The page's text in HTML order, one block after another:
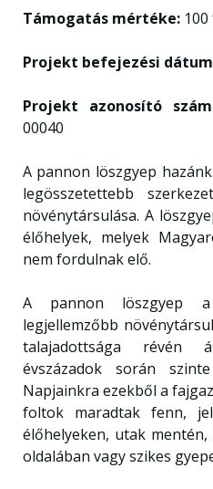
Támogatás mértéke: 100
Projekt befejezési
Projekt azonosító
00040
A pannon löszgyep
legösszetettebb
növénytársulása. A
élőhelyek, melyek
nem fordulnak elő.
A pannon löszgyep a
legjellemzőbb
talajadottsága révén
évszázadok során
Napjainkra ezekből a
foltok maradtak fenn,
élőhelyeken, utak
oldalában vagy szikes